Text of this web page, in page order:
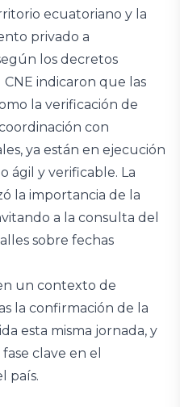
ecuatoriano y la
privado a
los decretos
indicaron que las
la verificación de
con
ya están en ejecución
ágil y verificable. La
la importancia de la
a la consulta del
sobre fechas
un contexto de
la confirmación de la
esta misma jornada, y
clave en el
país.